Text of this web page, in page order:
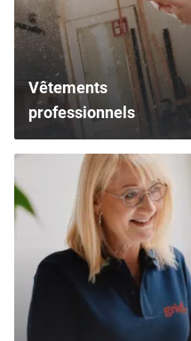
Vêtements
professionnels